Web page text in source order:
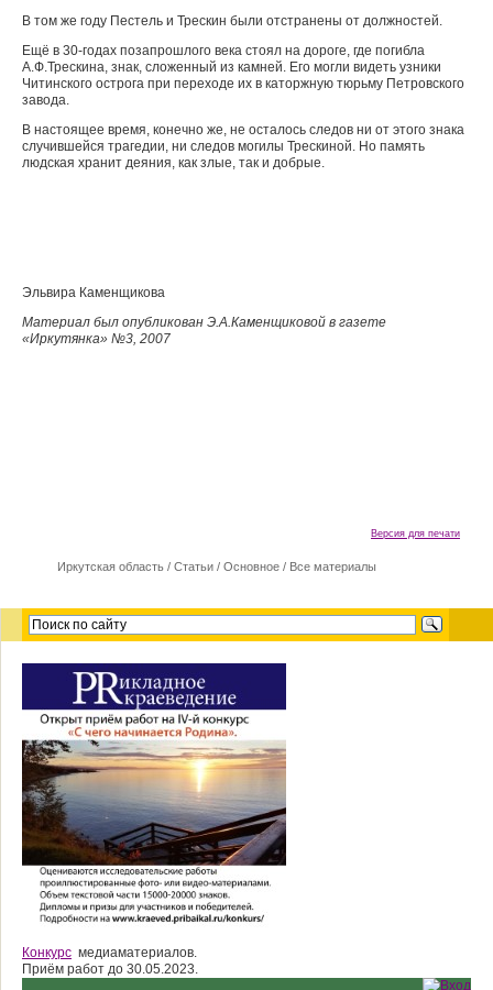
В том же году Пестель и Трескин были отстранены от должностей.
Ещё в 30-годах позапрошлого века стоял на дороге, где погибла
А.Ф.Трескина, знак, сложенный из камней. Его могли видеть узники
Читинского острога при переходе их в каторжную тюрьму Петровского
завода.
В настоящее время, конечно же, не осталось следов ни от этого знака
случившейся трагедии, ни следов могилы Трескиной. Но память
людская хранит деяния, как злые, так и добрые.
Эльвира Каменщикова
Материал был опубликован Э.А.Каменщиковой в газете
«Иркутянка» №3, 2007
Версия для печати
Иркутская область / Cтатьи / Основное / Все материалы
Конкурс медиаматериалов.
Приём работ до 30.05.2023.